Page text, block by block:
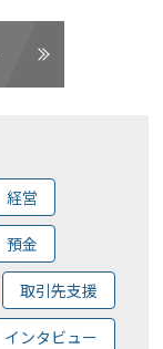
経営
預金
取引先支援
インタビュー